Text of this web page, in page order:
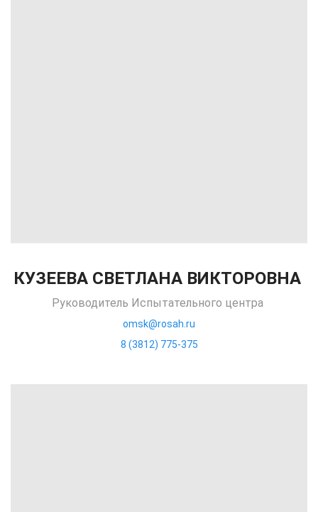
КУЗЕЕВА СВЕТЛАНА ВИКТОРОВНА
Руководитель Испытательного центра
omsk@rosah.ru
8 (3812) 775-375